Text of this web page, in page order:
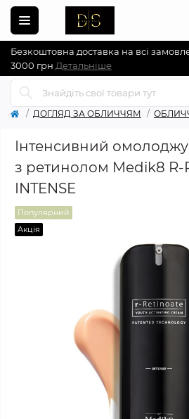
Безкоштовна доставка на всі
3000 грн Детальніше
ДОГЛЯД ЗА ОБЛИЧЧЯМ
Інтенсивний
з ретинолом Medik8 R-
INTENSE
Популярний
Акція